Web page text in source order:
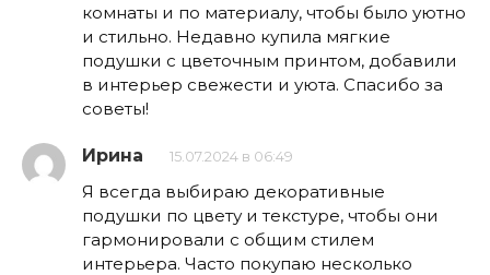
комнаты и по материалу, чтобы было уютно
и стильно. Недавно купила мягкие
подушки с цветочным принтом, добавили
в интерьер свежести и уюта. Спасибо за
советы!
Ирина 15.07.2024 в 06:49
Я всегда выбираю декоративные
подушки по цвету и текстуре, чтобы они
гармонировали с общим стилем
интерьера. Часто покупаю несколько